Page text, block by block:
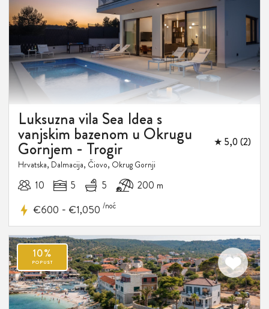
15%
POPUST
Luksuzna vila Sea Idea s
vanjskim bazenom u Okrugu
Gornjem - Trogir ★ 5,0 (2)
Hrvatska, Dalmacija, Čiovo, Okrug Gornji
10 5 5 200 m
€600 - €1,050 /noć